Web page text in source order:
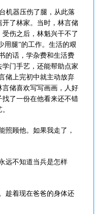
机器压伤了腿，从此落
了林家。当时，林言储
伤之后，林魁兴干不了
用腿”的工作。生活的艰
的话，学杂费和生活费
门手艺，还能帮助点家
储上完初中就主动放弃
储喜欢写写画画，人好
了一份在他看来还不错
照顾他。如果我走了，
远不知道当兵是怎样
趁着现在爸爸的身体还